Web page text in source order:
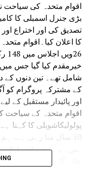
بڑی جنرل اسمبلی کا
تصدیق کی اور اختراع
کا اعلان کیا۔اقوام
شامل تھے۔ تین دنوں کے
کے مشترکہ پروگرام کو
اور پائیدار مستقبل کے
اقوام متحدہ کے سیاحت
پولولیکاشویلی کا
50 سال منا رہی ہے،
ہیں۔ یہ شعبہ
جائے گا۔ ہمیں